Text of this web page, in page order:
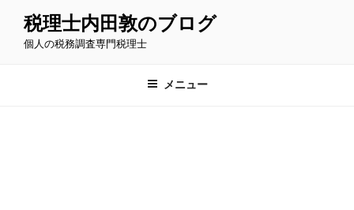
税理士内田敦のブログ
個人の税務調査専門税理士
メニュー